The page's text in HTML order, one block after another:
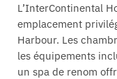
L’InterContinental
emplacement
Harbour. Les
les équipements
un spa de renom